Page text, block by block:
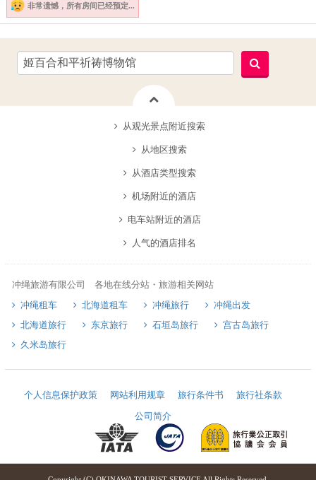
非常遗憾， 所有房间已经预定...
从观光景点附近搜索
从地区搜索
从酒店类型搜索
机场附近的酒店
电车站附近的酒店
人气的酒店排名
冲绳旅游有限公司 各地在线分站・旅游相关网站
冲绳租车
北海道租车 冲绳旅行
冲绳出发
北海道旅行
东京旅行 石垣岛旅行
宫古岛旅行
久米岛旅行
个人信息保护政策 网站利用规章 旅行条件书
旅行社条款
公司简介